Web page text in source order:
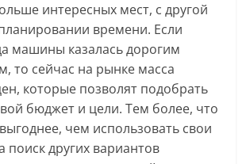
интересных мест, с другой
времени. Если
машины казалась дорогим
то сейчас на рынке масса
которые позволят подобрать
бюджет и цели. Тем более, что
чем использовать свои
поиск других вариантов